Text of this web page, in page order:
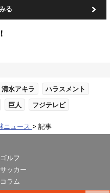
る
清水アキラ ハラスメント
巨人 フジテレビ
ニュース 記事
ゴルフ
サッカー
コラム